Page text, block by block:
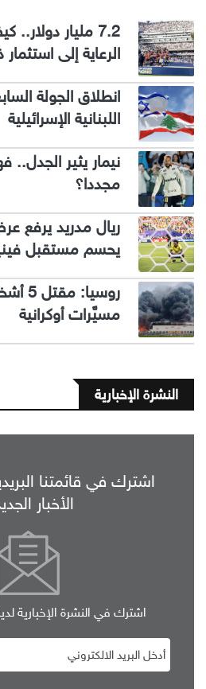
7.2 مليار
الرعاية إلى
انطلاق الجولة
اللبنانية الإسرائيلية
نيمار يثير الجدل..
مجددا؟
ريال مدريد يرفع
يحسم مستقبل
مسيَّرات أوكرانية
النشرة الإخبارية
اشترك في قائمتنا
الأخبار
اشترك في النشرة الإخبارية